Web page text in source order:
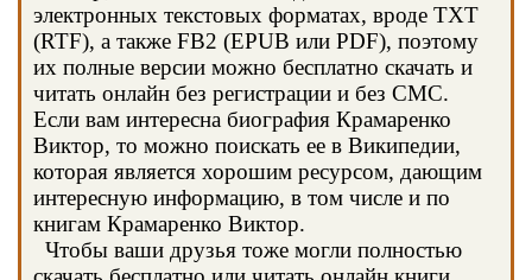
электронных текстовых форматах, вроде TXT
(RTF), а также FB2 (EPUB или PDF), поэтому
их полные версии можно бесплатно скачать и
читать онлайн без регистрации и без СМС.
Если вам интересна биография Крамаренко
Виктор, то можно поискать ее в Википедии,
которая является хорошим ресурсом, дающим
интересную информацию, в том числе и по
книгам Крамаренко Виктор.
Чтобы ваши друзья тоже могли полностью